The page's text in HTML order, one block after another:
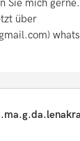
Sie mich
über